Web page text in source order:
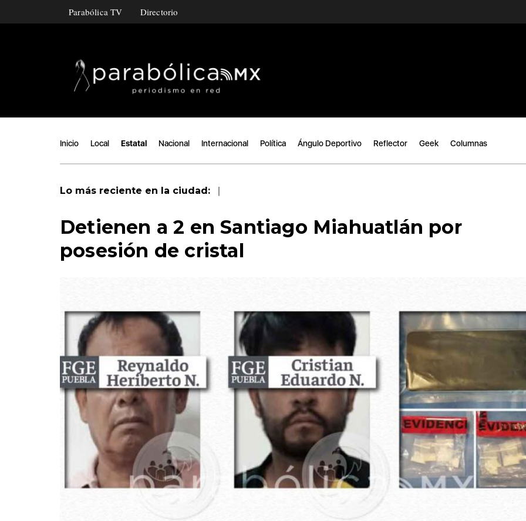
Parabólica TV Directorio
Inicio Local Estatal Nacional Internacional Política Ángulo Deportivo Reflector Geek Columnas
Lo más reciente en la ciudad: |
Detienen a 2 en Santiago Miahuatlán por
posesión de cristal